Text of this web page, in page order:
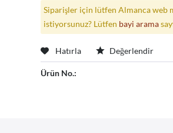
Siparişler için lütfen Almanca web
istiyorsunuz? Lütfen bayi arama
Hatırla Değerlendir
Ürün No.: